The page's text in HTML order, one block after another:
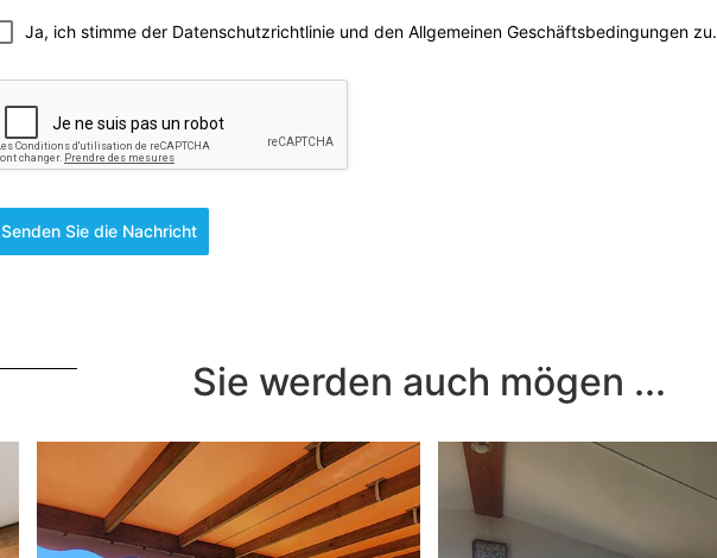
Ja, ich stimme der Datenschutzrichtlinie und den Allgemeinen Geschäftsbedingungen zu.
Senden Sie die Nachricht
Sie werden auch mögen ...